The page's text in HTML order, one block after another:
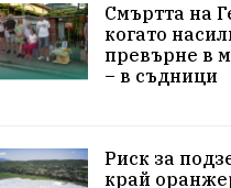
Смъртта на
когато
превърне в
– в съдници
Риск за
край